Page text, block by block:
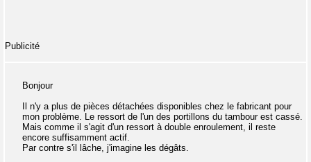
Publicité
Bonjour
Il n'y a plus de pièces détachées disponibles chez le fabricant pour
mon problème. Le ressort de l'un des portillons du tambour est cassé.
Mais comme il s'agit d'un ressort à double enroulement, il reste
encore suffisamment actif.
Par contre s'il lâche, j'imagine les dégâts.